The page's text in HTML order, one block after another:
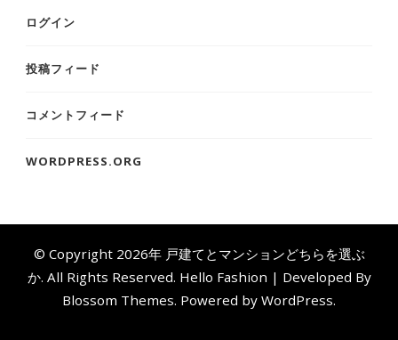
ログイン
投稿フィード
コメントフィード
WORDPRESS.ORG
© Copyright 2026年 戸建てとマンションどちらを選ぶ
か. All Rights Reserved. Hello Fashion | Developed By
Blossom Themes. Powered by WordPress.